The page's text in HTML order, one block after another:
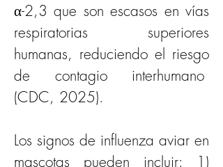
α-2,3 que son escasos en vías
respiratorias superiores
humanas, reduciendo el riesgo
de contagio interhumano
(CDC, 2025).
Los signos de influenza aviar en